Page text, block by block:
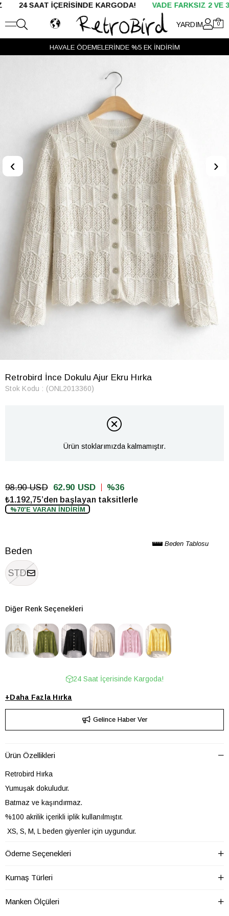
İÇERİSİNDE KARGODA!VADE FARKSIZ 2 VE 3 TAKSİT
YARDIM 0
HAVALE ÖDEMELERİNDE %5 EK İNDİRİM
‹ ›
Retrobird İnce Dokulu Ajur Ekru Hırka
Stok Kodu (ONL2013360)
Ürün stoklarımızda kalmamıştır.
98.90 USD 62.90 USD
36
₺1.192,75’den başlayan taksitlerle
%70'E VARAN İNDİRİM
Beden Tablosu
Beden
STD
Diğer Renk Seçenekleri
24 Saat İçerisinde Kargoda!
+Daha Fazla Hırka
Gelince Haber Ver
Ürün Özellikleri
Retrobird Hırka
Yumuşak dokuludur.
Batmaz ve kaşındırmaz.
%100 akrilik içerikli iplik kullanılmıştır.
XS, S, M, L beden giyenler için uygundur.
Baskı/Nakış
Tekniği
HIRKA Boy
Ödeme Seçenekleri
Kumaş Türleri
Manken Ölçüleri